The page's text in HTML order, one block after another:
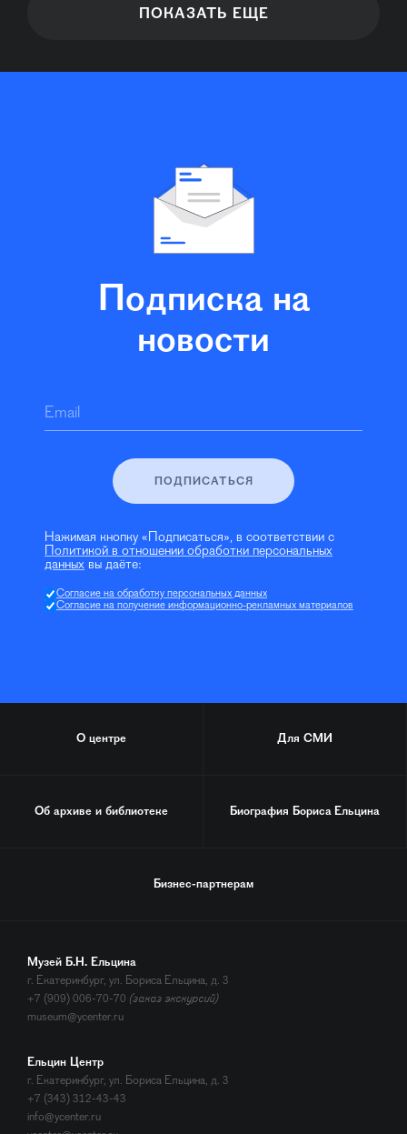
ПОКАЗАТЬ ЕЩЕ
Подписка на
новости
Email
ПОДПИСАТЬСЯ
Нажимая кнопку «Подписаться», в соответствии с
Политикой в отношении обработки персональных
данных вы даёте:
Согласие на обработку персональных данных
Согласие на получение информационно-рекламных материалов
О центре Для СМИ
Об архиве и библиотеке Биография Бориса Ельцина
Бизнес-партнерам
Музей Б.Н. Ельцина
г. Екатеринбург, ул. Бориса Ельцина, д. 3
+7 (909) 006-70-70 (заказ экскурсий)
museum@ycenter.ru
Ельцин Центр
г. Екатеринбург, ул. Бориса Ельцина, д. 3
+7 (343) 312-43-43
info@ycenter.ru